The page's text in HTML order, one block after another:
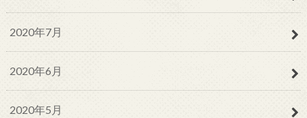
2020年7月
2020年6月
2020年5月